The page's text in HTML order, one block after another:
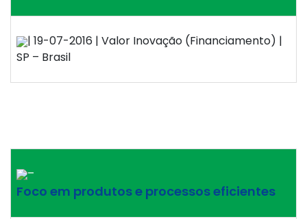
| 19-07-2016 | Valor Inovação (Financiamento) |
SP – Brasil
–
Foco em produtos e processos eficientes